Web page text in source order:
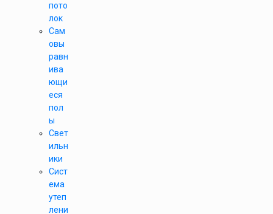
пото
лок
Сам
овы
равн
ива
ющи
еся
пол
ы
Свет
ильн
ики
Сист
ема
утеп
лени